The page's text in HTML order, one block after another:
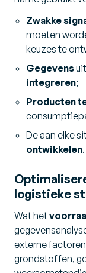
Zwakke
moeten
keuzes te
Gegevens
integreren;
Producten
De aan elke
ontwikkelen.
logistieke
Wat het
externe
grondstoffen,